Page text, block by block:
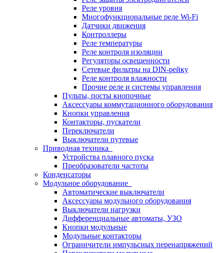
Реле уровня
Многофункциональные реле Wi-Fi
Датчики движения
Контроллеры
Реле температуры
Реле контроля изоляции
Регуляторы освещенности
Сетевые фильтры на DIN-рейку
Реле контроля влажности
Прочие реле и системы управления
Пульты, посты кнопочные
Аксессуары коммутационного оборудования
Кнопки управления
Контакторы, пускатели
Переключатели
Выключатели путевые
Приводная техника
Устройства плавного пуска
Преобразователи частоты
Конденсаторы
Модульное оборудование
Автоматические выключатели
Аксессуары модульного оборудования
Выключатели нагрузки
Дифференциальные автоматы, УЗО
Кнопки модульные
Модульные контакторы
Ограничители импульсных перенапряжений